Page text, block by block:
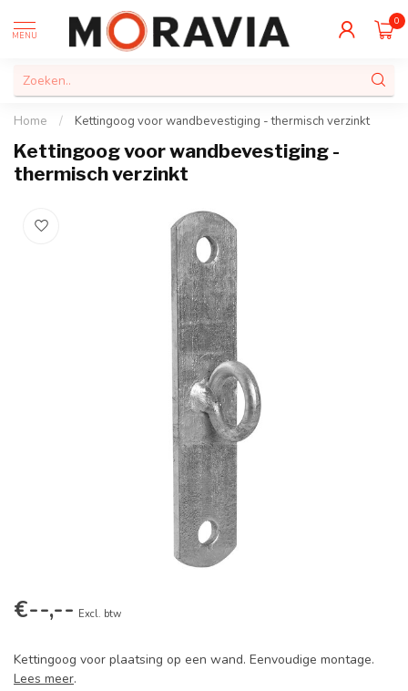
MENU
0
Home / Kettingoog voor wandbevestiging - thermisch verzinkt
Kettingoog voor wandbevestiging -
thermisch verzinkt
€--,-- Excl. btw
Kettingoog voor plaatsing op een wand. Eenvoudige montage.
Lees meer.